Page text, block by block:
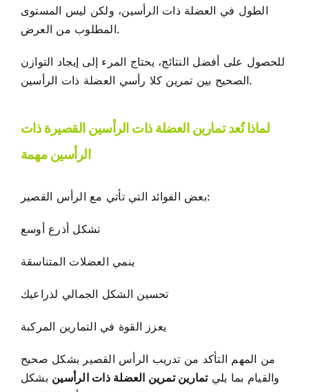
الطول في العضلة ذات الرأسين، ولكن ليس المستوى
المطلوب من العرض.
للحصول على أفضل النتائج، يحتاج المرء إلى إيجاد التوازن
الصحيح بين تمرين كلا رأسي العضلة ذات الرأسين.
لماذا تُعد تمارين العضلة ذات الرأسين القصيرة ذات
الرأسين مهمة
بعض الفوائد التي تأتي مع الرأس القصير:
تشكل أذرع أوسع
ينمي العضلات المتناسقة
تحسين الشكل الجمالي لذراعيك
يعزز القوة في التمارين المركبة
من المهم التأكد من تدريب الرأس القصير بشكل صحيح
والقيام بما يليتمارين تمرين العضلة ذات الرأسين بشكل